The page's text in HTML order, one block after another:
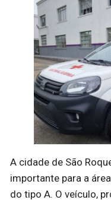
A cidade de São
importante para a
do tipo A. O veículo,